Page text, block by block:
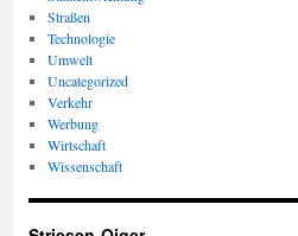
Straßen
Technologie
Umwelt
Uncategorized
Verkehr
Werbung
Wirtschaft
Wissenschaft